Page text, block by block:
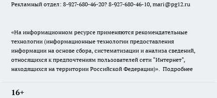
Рекламный отдел: 8-927-680-46-20? 8-927-680-46-10, mari@pg12.ru
«На информационном ресурсе применяются рекомендательные
технологии (информационные технологии предоставления
информации на основе сбора, систематизации и анализа сведений,
относящихся к предпочтениям пользователей сети "Интернет",
находящихся на территории Российской Федерации)». Подробнее
16+